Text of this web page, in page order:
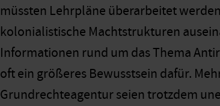
müssten Lehrpläne überarbeitet
kolonialistische Machtstrukturen
Informationen rund um das Thema
oft ein größeres Bewusstsein dafür.
Grundrechteagentur seien trotzdem